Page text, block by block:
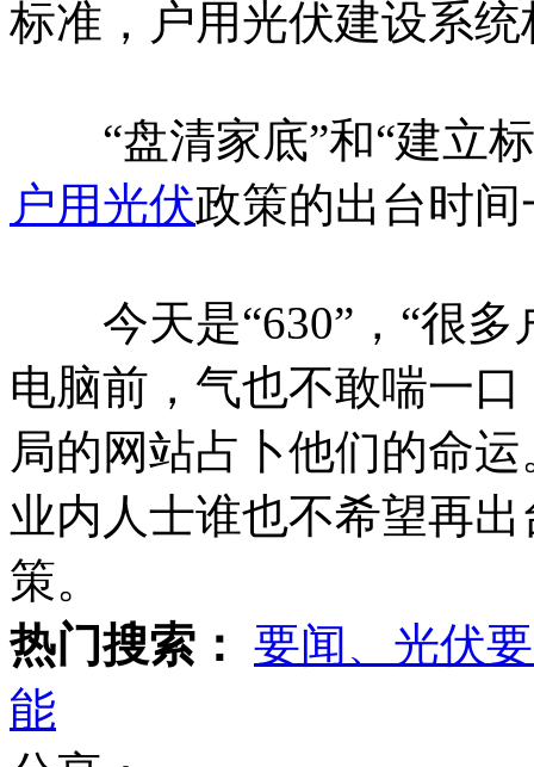
标准，户用光伏建设系统
“盘清家底”和“建立标
户用光伏政策的出台时
今天是“630”，“很多
电脑前，气也不敢喘一
局的网站占卜他们的命
业内人士谁也不希望再
策。
热门搜索： 要闻、光伏
能